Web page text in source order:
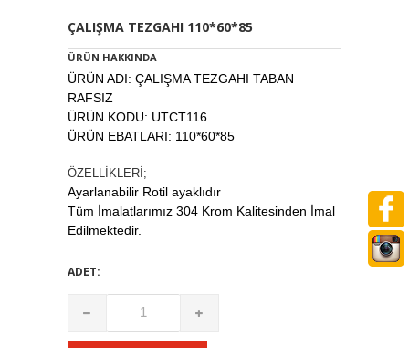
ÇALIŞMA TEZGAHI 110*60*85
ÜRÜN HAKKINDA
ÜRÜN ADI: ÇALIŞMA TEZGAHI TABAN
RAFSIZ
ÜRÜN KODU: UTCT116
ÜRÜN EBATLARI: 110*60*85
ÖZELLİKLERİ;
Ayarlanabilir Rotil ayaklıdır
Tüm İmalatlarımız 304 Krom Kalitesinden İmal
Edilmektedir.
ADET: